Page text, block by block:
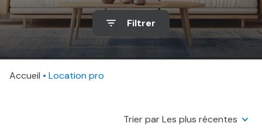
SERVICES
AVIS
CLIENTS
CONTACT
Filtrer
Accueil Location pro
Trier par Les plus récentes